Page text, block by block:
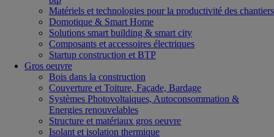
Matériels et technologies pour la productivité des chantiers
Domotique & Smart Home
Solutions smart building & smart city
Composants et accessoires électriques
Startup construction et BTP
Gros oeuvre
Bois dans la construction
Couverture et Toiture, Façade, Bardage
Systèmes Photovoltaiques, Autoconsommation &
Energies renouvelables
Structure et matériaux gros oeuvre
Isolant et isolation thermique